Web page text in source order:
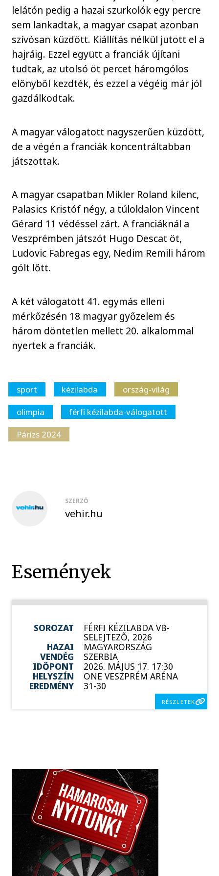
lelátón pedig a hazai szurkolók egy percre
sem lankadtak, a magyar csapat azonban
szívósan küzdött. Kiállítás nélkül jutott el a
hajráig. Ezzel együtt a franciák újítani
tudtak, az utolsó öt percet háromgólos
előnyből kezdték, és ezzel a végéig már jól
gazdálkodtak.
A magyar válogatott nagyszerűen küzdött,
de a végén a franciák koncentráltabban
játszottak.
A magyar csapatban Mikler Roland kilenc,
Palasics Kristóf négy, a túloldalon Vincent
Gérard 11 védéssel zárt. A franciáknál a
Veszprémben játszót Hugo Descat öt,
Ludovic Fabregas egy, Nedim Remili három
gólt lőtt.
A két válogatott 41. egymás elleni
mérkőzésén 18 magyar győzelem és
három döntetlen mellett 20. alkalommal
nyertek a franciák.
sport kézilabda
ország-világ
olimpia
férfi kézilabda-válogatott
Párizs 2024
SZERZŐ
vehir.hu
Események
SOROZAT FÉRFI KÉZILABDA VB-
SELEJTEZŐ, 2026
HAZAI
MAGYARORSZÁG
VENDÉG
SZERBIA
IDŐPONT
2026. MÁJUS 17. 17:30
HELYSZÍN
ONE VESZPRÉM ARÉNA
EREDMÉNY
31-30
RÉSZLETEK